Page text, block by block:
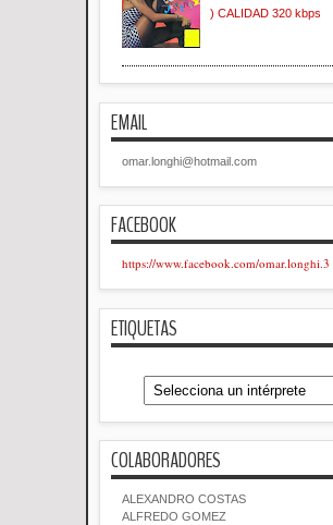
) CALIDAD 320 kbps
EMAIL
omar.longhi@hotmail.com
FACEBOOK
https://www.facebook.com/omar.longhi.3
ETIQUETAS
COLABORADORES
ALEXANDRO COSTAS
ALFREDO GOMEZ